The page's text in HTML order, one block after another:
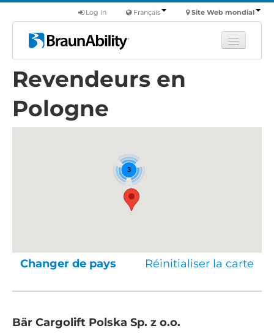
Site Web mondial
Français
Log in
Apprendre
Produits
Véhicules utilitaires
Trouver un revendeur
Revendeurs en
Pologne
3
Changer de pays Réinitialiser la carte
Bär Cargolift Polska Sp. z o.o.